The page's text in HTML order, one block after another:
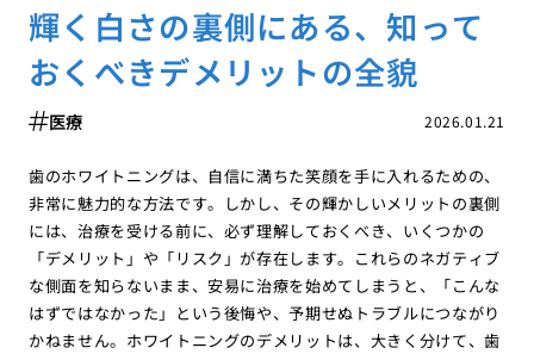
輝く白さの裏側にある、知って
おくべきデメリットの全貌
2026.01.21
医療
歯のホワイトニングは、自信に満ちた笑顔を手に入れるための、
非常に魅力的な方法です。しかし、その輝かしいメリットの裏側
には、治療を受ける前に、必ず理解しておくべき、いくつかの
「デメリット」や「リスク」が存在します。これらのネガティブ
な側面を知らないまま、安易に治療を始めてしまうと、「こんな
はずではなかった」という後悔や、予期せぬトラブルにつながり
かねません。ホワイトニングのデメリットは、大きく分けて、歯